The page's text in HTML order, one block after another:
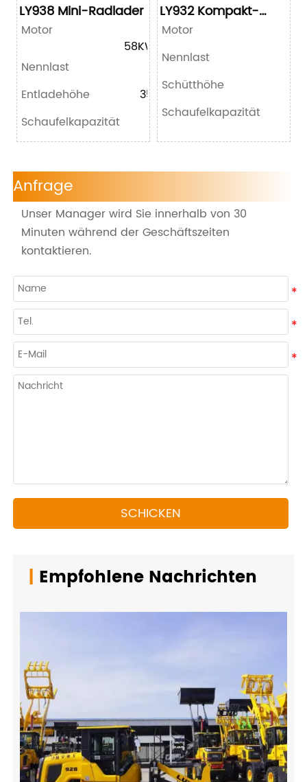
LY938 Mini-Radlader
Motor
YN27T
58KW/78HP
Nennlast
2000kg
Entladehöhe
3500mm
Schaufelkapazität
0.8m³
LY932 Kompakt-
Radlader
Motor
Nennlast
Schütthöhe
Schaufelkapazität
Anfrage
Unser Manager wird Sie innerhalb von 30
Minuten während der Geschäftszeiten
kontaktieren.
SCHICKEN
| Empfohlene Nachrichten